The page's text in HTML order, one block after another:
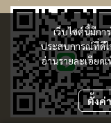
เว็บไซต์นี้มีกา
ประสบการณ์ที่ดีใ
อ่านรายละเอียด
ตั้งค่